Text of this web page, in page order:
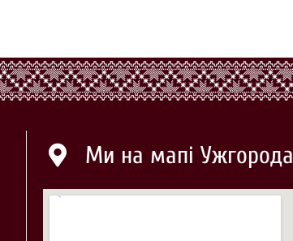
Ми на мапі Ужгорода